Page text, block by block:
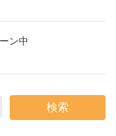
ン中